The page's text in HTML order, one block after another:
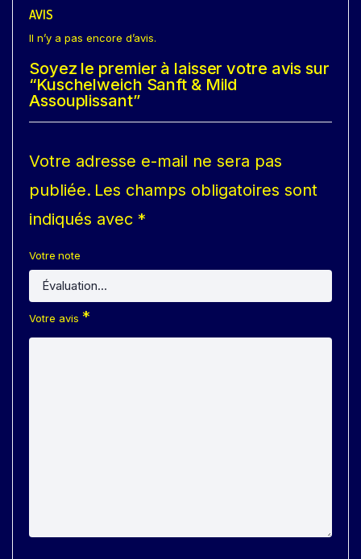
AVIS
Il n’y a pas encore d’avis.
Soyez le premier à laisser votre avis sur
“Kuschelweich Sanft & Mild
Assouplissant”
Votre adresse e-mail ne sera pas
publiée. Les champs obligatoires sont
indiqués avec *
Votre note
Votre avis *